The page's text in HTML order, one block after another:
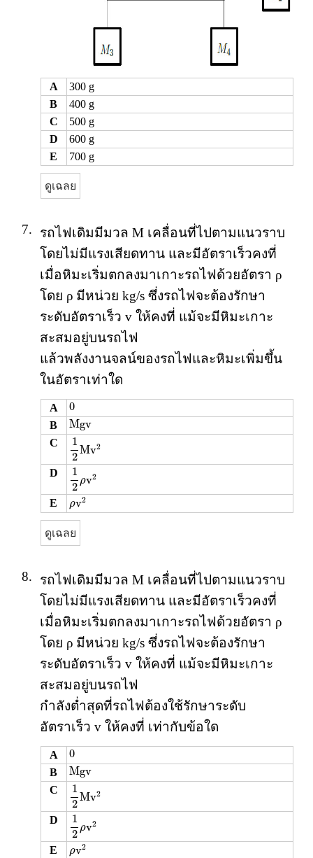
A
300 g
B
400 g
C
500 g
D
600 g
E
700 g
ดูเฉลย
7.
รถไฟเดิมมีมวล M เคลื่อนที่ไปตามแนวราบ
โดยไม่มีแรงเสียดทาน และมีอัตราเร็วคงที่
เมื่อหิมะเริ่มตกลงมาเกาะรถไฟด้วยอัตรา ρ
โดย ρ มีหน่วย kg/s ซึ่งรถไฟจะต้องรักษา
ระดับอัตราเร็ว v ให้คงที่ แม้จะมีหิมะเกาะ
สะสมอยู่บนรถไฟ
แล้วพลังงานจลน์ของรถไฟและหิมะเพิ่มขึ้น
ในอัตราเท่าใด
A 0
0
B Mgv
Mgv
C
1
2
Mv2
12Mv2
D
1
2 ρv2
12ρv2
E ρv2
ρv2
ดูเฉลย
8.
รถไฟเดิมมีมวล M เคลื่อนที่ไปตามแนวราบ
โดยไม่มีแรงเสียดทาน และมีอัตราเร็วคงที่
เมื่อหิมะเริ่มตกลงมาเกาะรถไฟด้วยอัตรา ρ
โดย ρ มีหน่วย kg/s ซึ่งรถไฟจะต้องรักษา
ระดับอัตราเร็ว v ให้คงที่ แม้จะมีหิมะเกาะ
สะสมอยู่บนรถไฟ
กำลังต่ำสุดที่รถไฟต้องใช้รักษาระดับ
อัตราเร็ว v ให้คงที่ เท่ากับข้อใด
A 0
0
B Mgv
Mgv
C
1
2
Mv2
12Mv2
D
1
2 ρv2
12ρv2
E ρv2
ρv2